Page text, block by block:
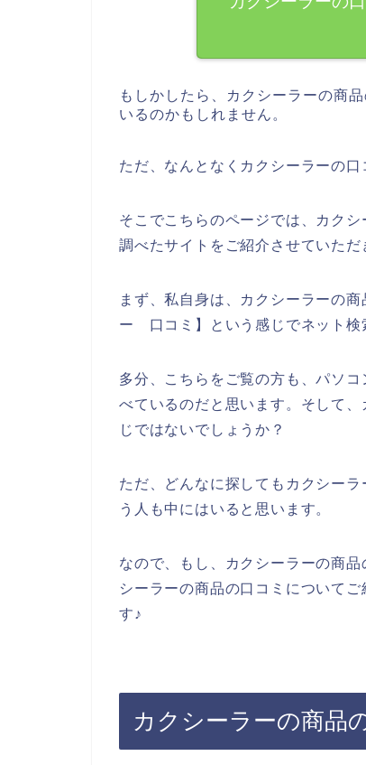
もしかしたら、カクシーラーの商
いるのかもしれません。
ただ、なんとなくカクシーラーの
そこでこちらのページでは、カク
調べたサイトをご紹介させていただ
まず、私自身は、カクシーラーの
ー 口コミ】という感じでネット検
多分、こちらをご覧の方も、パソ
べているのだと思います。そして
じではないでしょうか？
ただ、どんなに探してもカクシー
う人も中にはいると思います。
なので、もし、カクシーラーの商
シーラーの商品の口コミについて
す♪
カクシーラーの商品